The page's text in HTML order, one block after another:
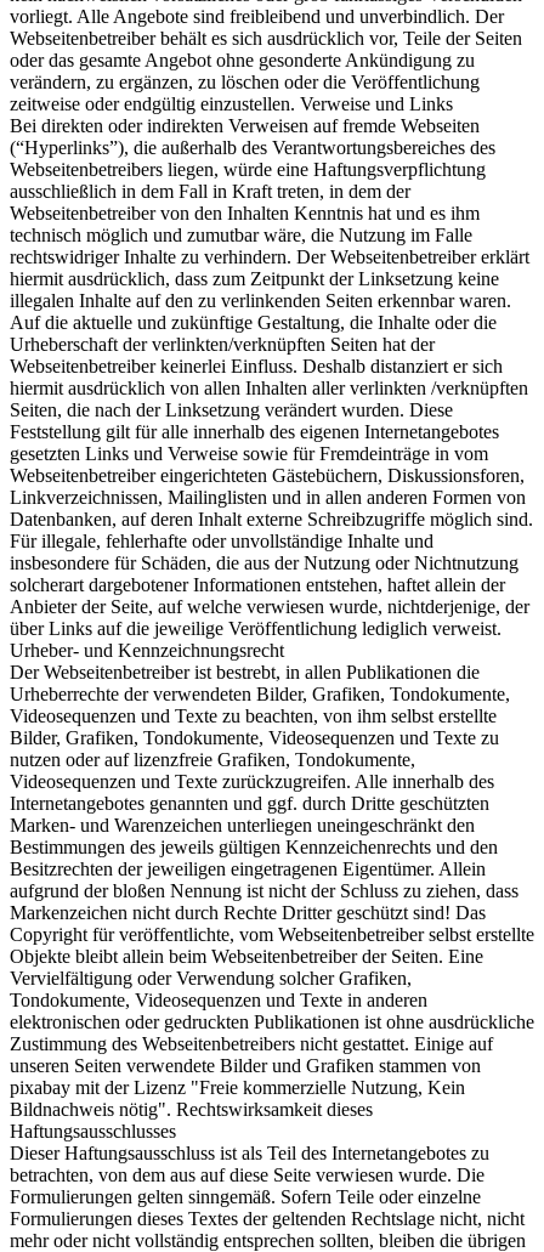
vorliegt. Alle Angebote sind freibleibend und unverbindlich. Der
Webseitenbetreiber behält es sich ausdrücklich vor, Teile der Seiten
oder das gesamte Angebot ohne gesonderte Ankündigung zu
verändern, zu ergänzen, zu löschen oder die Veröffentlichung
zeitweise oder endgültig einzustellen. Verweise und Links
Bei direkten oder indirekten Verweisen auf fremde Webseiten
(“Hyperlinks”), die außerhalb des Verantwortungsbereiches des
Webseitenbetreibers liegen, würde eine Haftungsverpflichtung
ausschließlich in dem Fall in Kraft treten, in dem der
Webseitenbetreiber von den Inhalten Kenntnis hat und es ihm
technisch möglich und zumutbar wäre, die Nutzung im Falle
rechtswidriger Inhalte zu verhindern. Der Webseitenbetreiber erklärt
hiermit ausdrücklich, dass zum Zeitpunkt der Linksetzung keine
illegalen Inhalte auf den zu verlinkenden Seiten erkennbar waren.
Auf die aktuelle und zukünftige Gestaltung, die Inhalte oder die
Urheberschaft der verlinkten/verknüpften Seiten hat der
Webseitenbetreiber keinerlei Einfluss. Deshalb distanziert er sich
hiermit ausdrücklich von allen Inhalten aller verlinkten /verknüpften
Seiten, die nach der Linksetzung verändert wurden. Diese
Feststellung gilt für alle innerhalb des eigenen Internetangebotes
gesetzten Links und Verweise sowie für Fremdeinträge in vom
Webseitenbetreiber eingerichteten Gästebüchern, Diskussionsforen,
Linkverzeichnissen, Mailinglisten und in allen anderen Formen von
Datenbanken, auf deren Inhalt externe Schreibzugriffe möglich sind.
Für illegale, fehlerhafte oder unvollständige Inhalte und
insbesondere für Schäden, die aus der Nutzung oder Nichtnutzung
solcherart dargebotener Informationen entstehen, haftet allein der
Anbieter der Seite, auf welche verwiesen wurde, nichtderjenige, der
über Links auf die jeweilige Veröffentlichung lediglich verweist.
Urheber- und Kennzeichnungsrecht
Der Webseitenbetreiber ist bestrebt, in allen Publikationen die
Urheberrechte der verwendeten Bilder, Grafiken, Tondokumente,
Videosequenzen und Texte zu beachten, von ihm selbst erstellte
Bilder, Grafiken, Tondokumente, Videosequenzen und Texte zu
nutzen oder auf lizenzfreie Grafiken, Tondokumente,
Videosequenzen und Texte zurückzugreifen. Alle innerhalb des
Internetangebotes genannten und ggf. durch Dritte geschützten
Marken- und Warenzeichen unterliegen uneingeschränkt den
Bestimmungen des jeweils gültigen Kennzeichenrechts und den
Besitzrechten der jeweiligen eingetragenen Eigentümer. Allein
aufgrund der bloßen Nennung ist nicht der Schluss zu ziehen, dass
Markenzeichen nicht durch Rechte Dritter geschützt sind! Das
Copyright für veröffentlichte, vom Webseitenbetreiber selbst erstellte
Objekte bleibt allein beim Webseitenbetreiber der Seiten. Eine
Vervielfältigung oder Verwendung solcher Grafiken,
Tondokumente, Videosequenzen und Texte in anderen
elektronischen oder gedruckten Publikationen ist ohne ausdrückliche
Zustimmung des Webseitenbetreibers nicht gestattet. Einige auf
unseren Seiten verwendete Bilder und Grafiken stammen von
pixabay mit der Lizenz "Freie kommerzielle Nutzung, Kein
Bildnachweis nötig". Rechtswirksamkeit dieses
Haftungsausschlusses
Dieser Haftungsausschluss ist als Teil des Internetangebotes zu
betrachten, von dem aus auf diese Seite verwiesen wurde. Die
Formulierungen gelten sinngemäß. Sofern Teile oder einzelne
Formulierungen dieses Textes der geltenden Rechtslage nicht, nicht
mehr oder nicht vollständig entsprechen sollten, bleiben die übrigen